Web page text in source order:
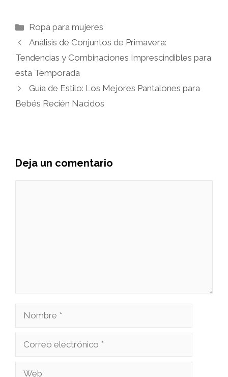
Categorías
Ropa para mujeres
Análisis de Conjuntos de Primavera:
Tendencias y Combinaciones Imprescindibles para
esta Temporada
Guía de Estilo: Los Mejores Pantalones para
Bebés Recién Nacidos
Deja un comentario
Nombre
Correo
Web